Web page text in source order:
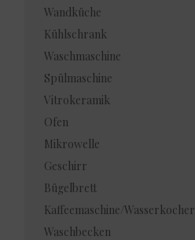
Wandküche
Kühlschrank
Waschmaschine
Spülmaschine
Vitrokeramik
Ofen
Mikrowelle
Geschirr
Bügelbrett
Kaffeemaschine/Wasserkocher
Waschbecken